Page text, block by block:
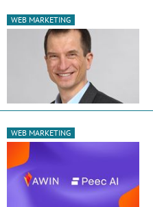
WEB MARKETING
WEB MARKETING